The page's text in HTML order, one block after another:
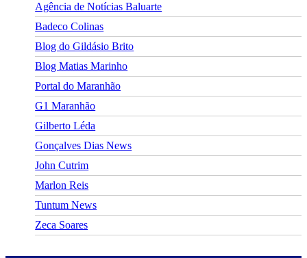
Agência de Notícias Baluarte
Badeco Colinas
Blog do Gildásio Brito
Blog Matias Marinho
Portal do Maranhão
G1 Maranhão
Gilberto Léda
Gonçalves Dias News
John Cutrim
Marlon Reis
Tuntum News
Zeca Soares